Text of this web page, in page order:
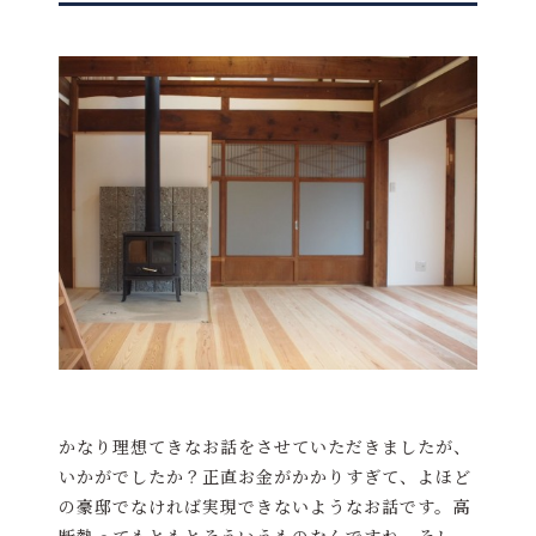
かなり理想てきなお話をさせていただきましたが、
いかがでしたか？正直お金がかかりすぎて、よほど
の豪邸でなければ実現できないようなお話です。高